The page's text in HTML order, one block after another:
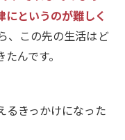
というのが難しく
、この先の生活はど
んです。
るきっかけになった